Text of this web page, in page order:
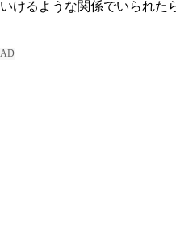
いけるような関係でいられた